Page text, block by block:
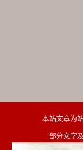
本站文章为
部分文字